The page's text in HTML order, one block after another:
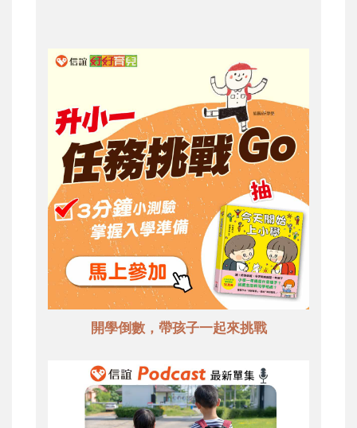
開學倒數，帶孩子一起來挑戰